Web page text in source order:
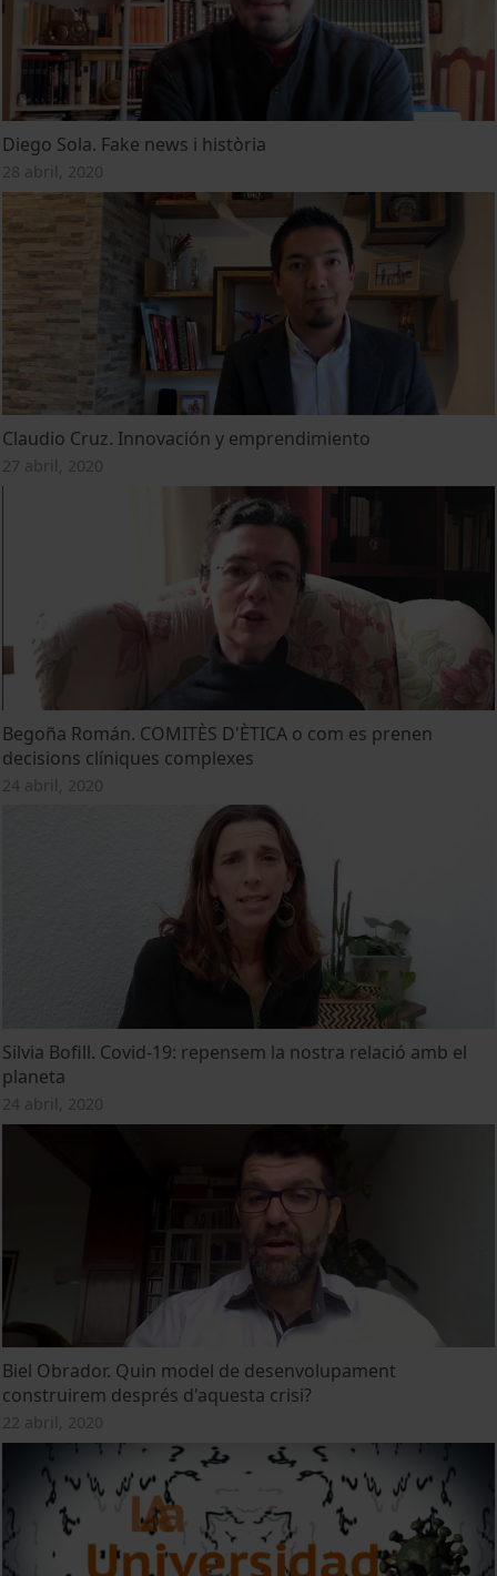
Diego Sola. Fake news i història
28 abril, 2020
Claudio Cruz. Innovación y emprendimiento
27 abril, 2020
Begoña Román. COMITÈS D'ÈTICA o com es prenen
decisions clíniques complexes
24 abril, 2020
Silvia Bofill. Covid-19: repensem la nostra relació amb el
planeta
24 abril, 2020
Biel Obrador. Quin model de desenvolupament
construirem després d'aquesta crisi?
22 abril, 2020